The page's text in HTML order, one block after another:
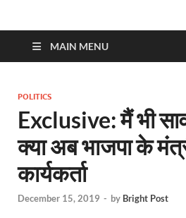
MAIN MENU
POLITICS
Exclusive: मैं भी
क्या अब भाजपा के
कार्यकर्ता
December 15, 2019 - by Bright Post